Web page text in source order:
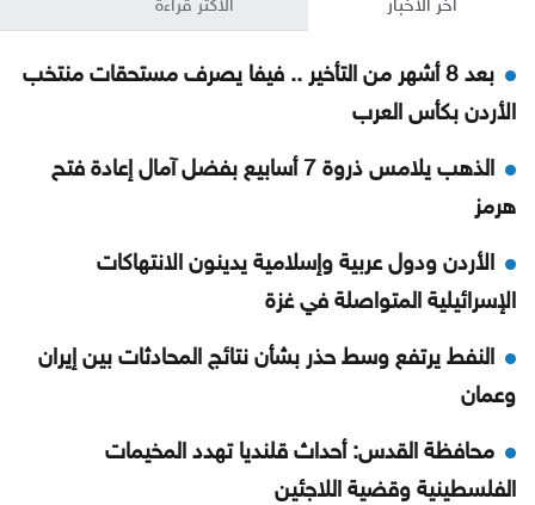
بعد 8 أشهر من التأخير .. فيفا يصرف مستحقات منتخب
الأردن بكأس العرب
الذهب يلامس ذروة 7 أسابيع بفضل آمال إعادة فتح
هرمز
الأردن ودول عربية وإسلامية يدينون الانتهاكات
الإسرائيلية المتواصلة في غزة
النفط يرتفع وسط حذر بشأن نتائج المحادثات بين إيران
وعمان
محافظة القدس: أحداث قلنديا تهدد المخيمات
الفلسطينية وقضية اللاجئين